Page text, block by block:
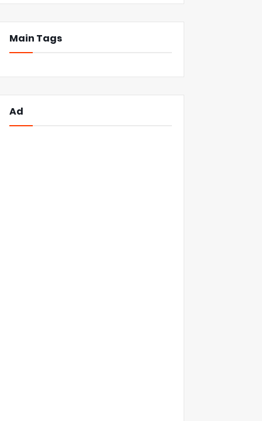
Main Tags
Ad